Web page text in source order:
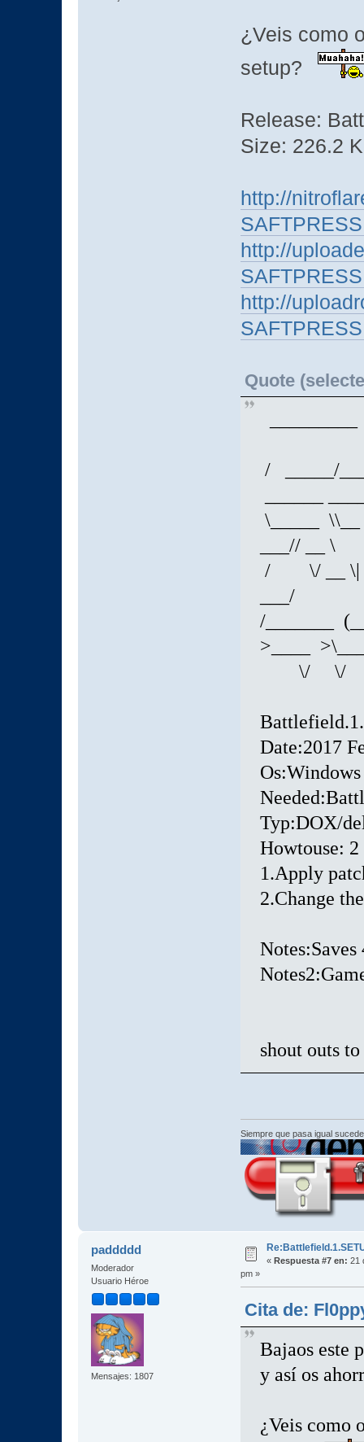
¿Veis como
setup?
Release:
Size: 226.2
http://
http://
http://
Quote
/ _____/
\_____
___// __ \
/ \/ __ \| |
___/
/_______
>____
\/ \/
Date:2017
Os:Windows
Typ:DOX/
Howtouse:
1.Apply
2.Change
shout
Siempre que pasa igual
paddddd
Moderador
Usuario Héroe
Mensajes: 1807
« Respuesta #7 en: 21
pm »
Cita de:
Bajaos este
y así os
¿Veis como